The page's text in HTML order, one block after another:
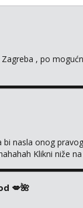
, po
nasla onog
Klikni niže
💋🌺